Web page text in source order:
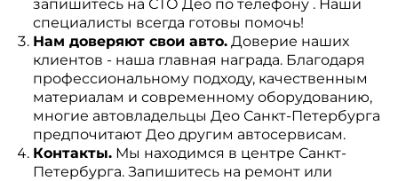
запишитесь на СТО Део по телефону . Наши
специалисты всегда готовы помочь!
Нам доверяют свои авто.Доверие наших
клиентов - наша главная награда. Благодаря
профессиональному подходу, качественным
материалам и современному оборудованию,
многие автовладельцы Део Санкт-Петербурга
предпочитают Део другим автосервисам.
Контакты.Мы находимся в центре Санкт-
Петербурга. Запишитесь на ремонт или